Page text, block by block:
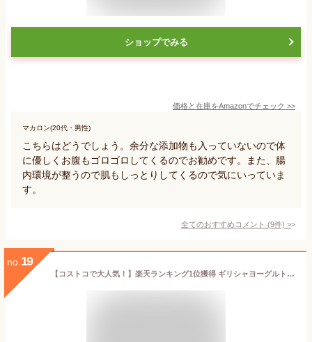
ショップでみる
価格と在庫をAmazonでチェック >>
マカロン(20代・男性)
こちらはどうでしょう。余分な添加物も入っていないので体
に優しくお腹もゴロゴロしてくるのでお勧めです。また、腸
内環境が整うので肌もしっとりしてくるので気にいっていま
す。
全てのおすすめコメント (9件) >
no. 19
【コストコで大人気！】楽天ランキング1位獲得 ギリシャヨーグルト（グリークヨーグルト） [1kg×1個]アテナ ヨーグルト 水切りヨーグルト ATHENA GREEK YOGURT 【冷蔵便】